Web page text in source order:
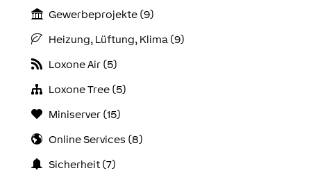
Gewerbeprojekte (9)
Heizung, Lüftung, Klima (9)
Loxone Air (5)
Loxone Tree (5)
Miniserver (15)
Online Services (8)
Sicherheit (7)